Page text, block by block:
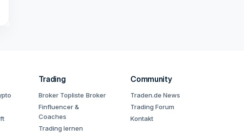
Trading
Broker Topliste Broker
Finfluencer &
Coaches
Trading lernen
Community
Traden.de News
Trading Forum
Kontakt